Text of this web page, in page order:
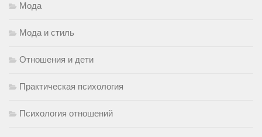
Мода
Мода и стиль
Отношения и дети
Практическая психология
Психология отношений